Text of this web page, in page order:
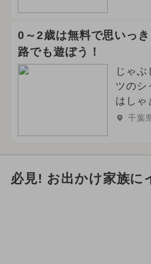
0～2歳は無料で思いっ
路でも遊ぼう！
じゃ
ツのシ
はし
千葉
必見! お出かけ家族に